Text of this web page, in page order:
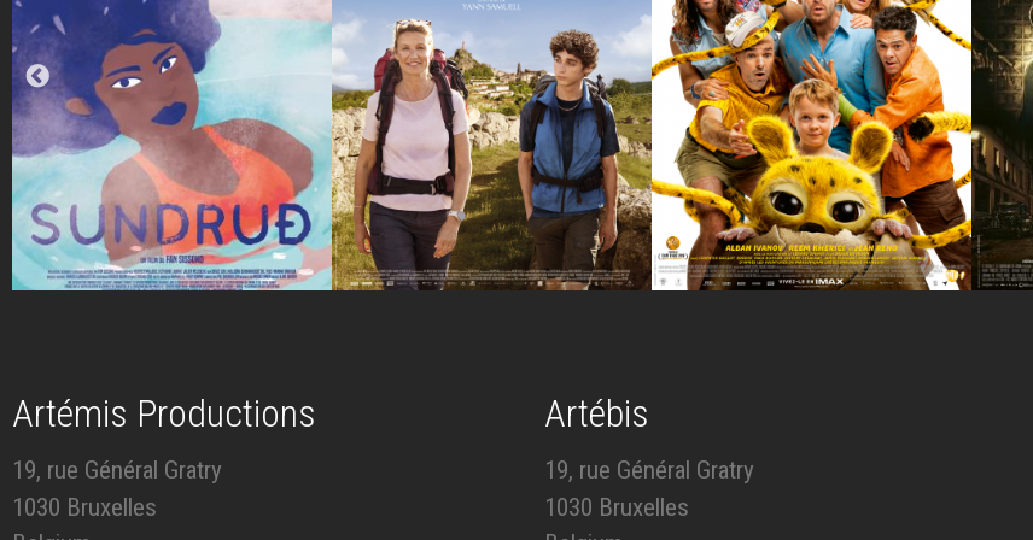
Artémis Productions
19, rue Général Gratry
1030 Bruxelles
Artébis
19, rue Général Gratry
1030 Bruxelles